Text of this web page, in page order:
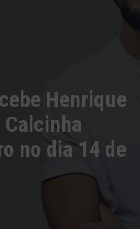
Henrique
no dia 14 de